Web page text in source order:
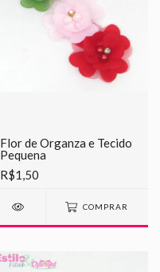
Flor de Organza e Tecido
Pequena
R$1,50
COMPRAR